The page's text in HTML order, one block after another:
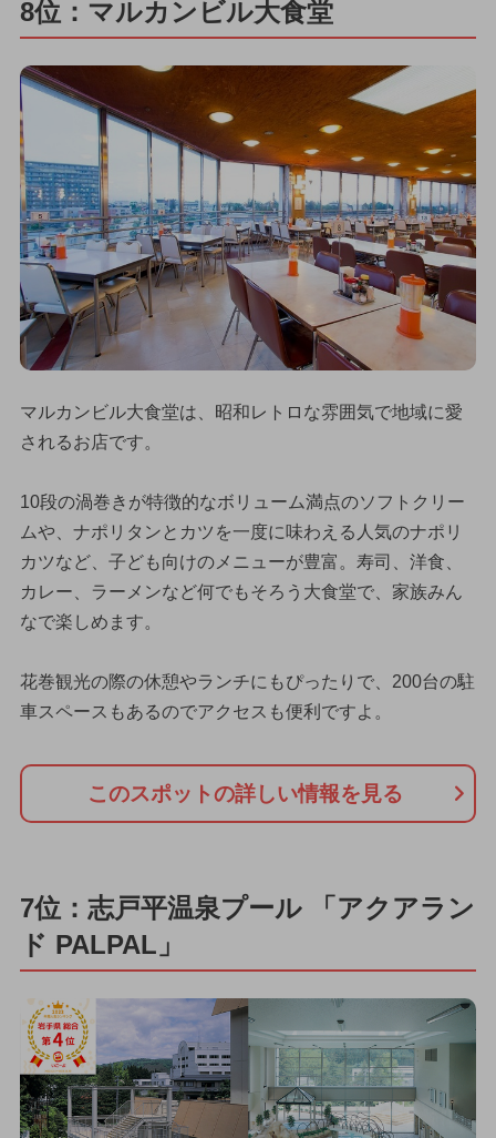
8位：マルカンビル大食堂
マルカンビル大食堂は、昭和レトロな雰囲気で地域に愛
されるお店です。
10段の渦巻きが特徴的なボリューム満点のソフトクリー
ムや、ナポリタンとカツを一度に味わえる人気のナポリ
カツなど、子ども向けのメニューが豊富。寿司、洋食、
カレー、ラーメンなど何でもそろう大食堂で、家族みん
なで楽しめます。
花巻観光の際の休憩やランチにもぴったりで、200台の駐
車スペースもあるのでアクセスも便利ですよ。
このスポットの詳しい情報を見る
7位：志戸平温泉プール 「アクアラン
ド PALPAL」